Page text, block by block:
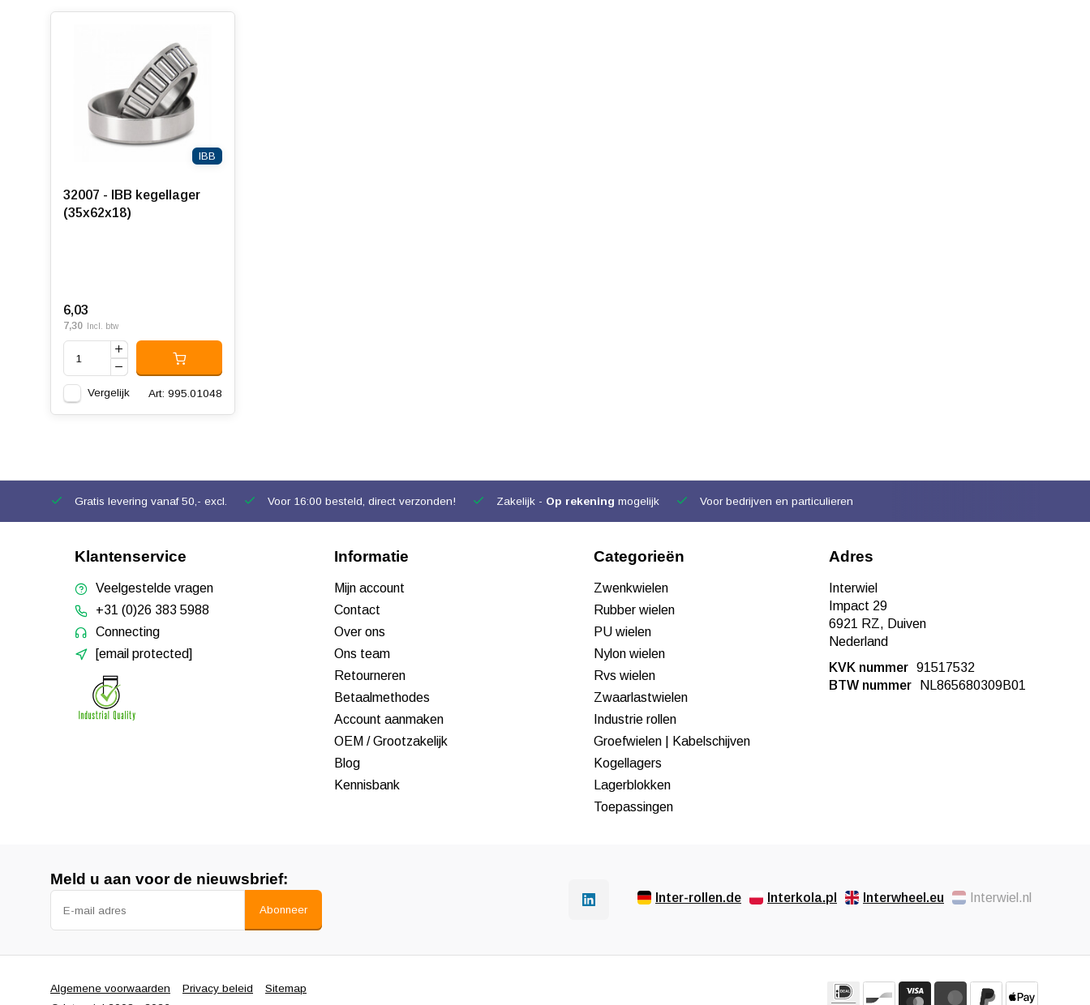
IBB
32007 - IBB kegellager
(35x62x18)
6,03
7,30 Incl. btw
Vergelijk Art: 995.01048
Gratis levering vanaf 50,- excl. Voor 16:00 besteld, direct verzonden! Zakelijk - Op rekening mogelijk Voor bedrijven en particulieren
Klantenservice
Veelgestelde vragen
+31 (0)26 383 5988
Connecting
[email protected]
Informatie
Mijn account
Contact
Over ons
Ons team
Retourneren
Betaalmethodes
Account aanmaken
OEM / Grootzakelijk
Blog
Kennisbank
Categorieën
Zwenkwielen
Rubber wielen
PU wielen
Nylon wielen
Rvs wielen
Zwaarlastwielen
Industrie rollen
Groefwielen | Kabelschijven
Kogellagers
Lagerblokken
Toepassingen
Adres
Interwiel
Impact 29
6921 RZ, Duiven
Nederland
KVK nummer 91517532
BTW nummer
NL865680309B01
Meld u aan voor de nieuwsbrief:
Abonneer
Inter-rollen.de Interkola.pl Interwheel.eu Interwiel.nl
Algemene voorwaarden Privacy beleid
Sitemap